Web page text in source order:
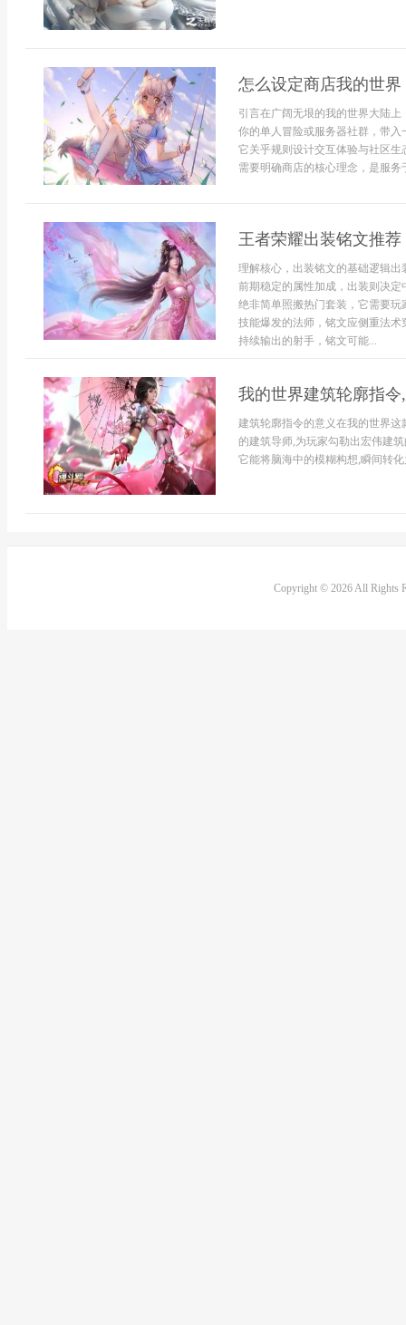
怎么设定商店我的世
引言在广阔无垠的我的世界大陆
你的单人冒险或服务器社群，带
它关乎规则设计交互体验与社区
需要明确商店的核心理念，是服务
王者荣耀出装铭文推
理解核心，出装铭文的基础逻辑
前期稳定的属性加成，出装则决
绝非简单照搬热门套装，它需要
技能爆发的法师，铭文应侧重法
持续输出的射手，铭文可能...
我的世界建筑轮廓指
建筑轮廓指令的意义在我的世界
的建筑导师,为玩家勾勒出宏伟建
它能将脑海中的模糊构想,瞬间转化
Copyright © 2026 All Rights